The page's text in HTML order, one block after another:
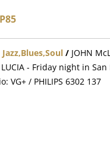
Jazz,Blues,Soul / JOHN
LUCIA - Friday night in
VG+ / PHILIPS 6302 137